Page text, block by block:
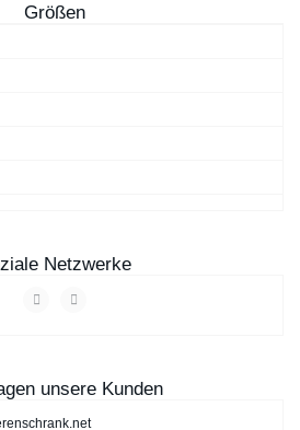
Größen
Netzwerke
unsere Kunden